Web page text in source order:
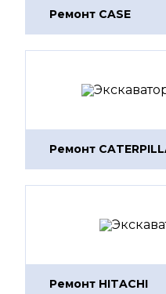
Ремонт CASE
Ремонт
Ремонт HITACHI